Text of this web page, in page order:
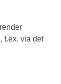
t.ex. via det